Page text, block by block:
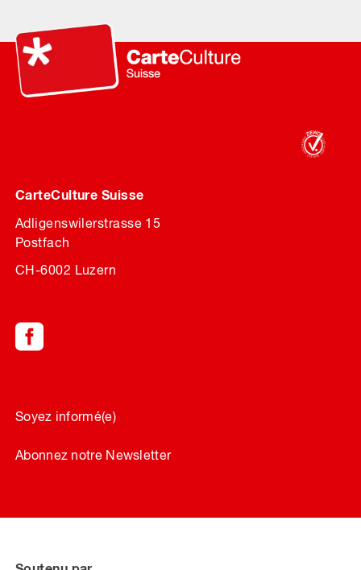
CarteCulture Suisse
Adligenswilerstrasse 15
Postfach
CH-6002 Luzern
Soyez informé(e)
Abonnez notre Newsletter